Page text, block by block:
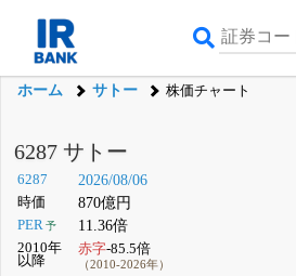
ホーム サトー 株価チャート
6287 サトー
6287 2026/08/06
時価 870億円
PER予 11.36倍
2010年
以降
赤字-85.5倍
（2010-2026年）